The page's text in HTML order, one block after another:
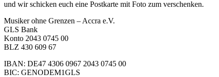
und wir schicken euch eine Postkarte mit Foto zum verschenken.
Musiker ohne Grenzen – Accra e.V.
GLS Bank
Konto 2043 0745 00
BLZ 430 609 67
IBAN: DE47 4306 0967 2043 0745 00
BIC: GENODEM1GLS